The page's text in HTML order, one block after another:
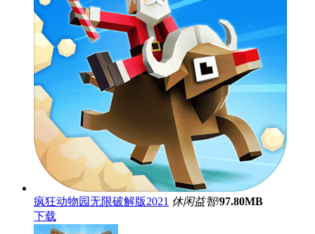
疯狂动物园无限破解版2021 休闲益智/97.80MB
下载